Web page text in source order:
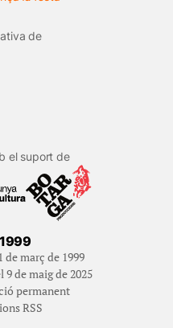
de
el suport de
març de 1999
9 de maig de 2025
permanent
RSS